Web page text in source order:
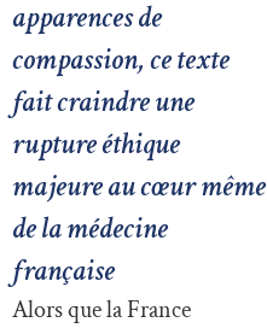
apparences de
compassion, ce texte
fait craindre une
rupture éthique
majeure au cœur même
de la médecine
française
Alors que la France